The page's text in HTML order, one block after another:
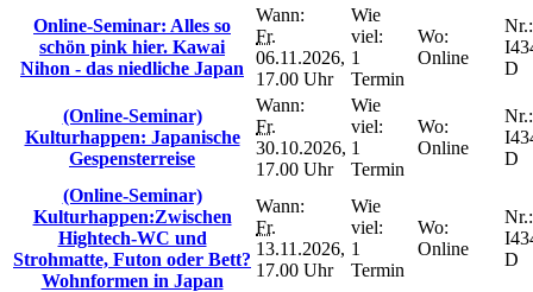
Online-Seminar: Alles so
schön pink hier. Kawai
Nihon - das niedliche Japan
Wann:
Fr.
06.11.2026,
17.00 Uhr
Wie
viel:
1
Termin
Wo:
Online
Nr.:
D
(Online-Seminar)
Kulturhappen: Japanische
Gespensterreise
Wann:
Fr.
30.10.2026,
17.00 Uhr
Wie
viel:
1
Termin
Wo:
Online
Nr.:
D
(Online-Seminar)
Kulturhappen:Zwischen
Hightech-WC und
Strohmatte, Futon oder Bett?
Wohnformen in Japan
Wann:
Fr.
13.11.2026,
17.00 Uhr
Wie
viel:
1
Termin
Wo:
Online
Nr.:
D